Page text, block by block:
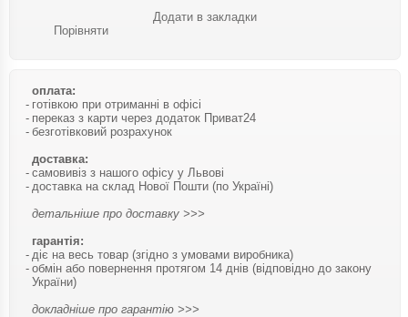
Порівняти
Додати в закладки
оплата:
готівкою при отриманні в офісі
переказ з карти через додаток Приват24
безготівковий розрахунок
доставка:
самовивіз з нашого офісу у Львові
доставка на склад Нової Пошти (по Україні)
детальніше про доставку >>>
гарантія:
діє на весь товар (згідно з умовами виробника)
обмін або повернення протягом 14 днів (відповідно до закону
України)
докладніше про гарантію >>>